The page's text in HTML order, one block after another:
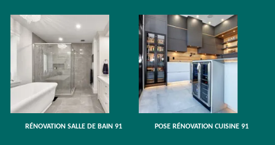
RÉNOVATION SALLE DE BAIN 91 POSE RÉNOVATION CUISINE 91